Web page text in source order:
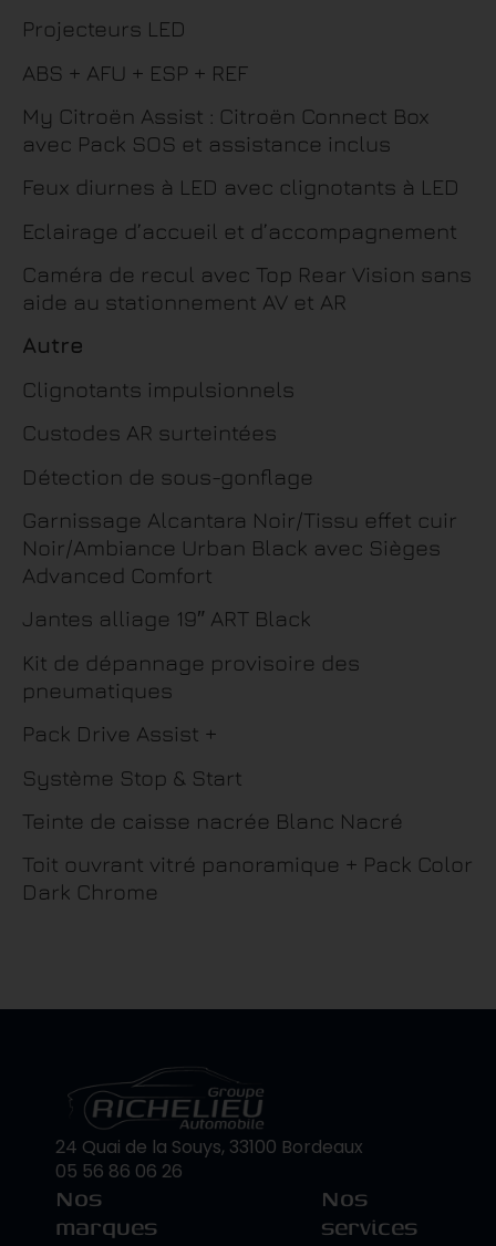
Projecteurs LED
ABS + AFU + ESP + REF
My Citroën Assist : Citroën Connect Box
avec Pack SOS et assistance inclus
Feux diurnes à LED avec clignotants à LED
Eclairage d’accueil et d’accompagnement
Caméra de recul avec Top Rear Vision sans
aide au stationnement AV et AR
Autre
Clignotants impulsionnels
Custodes AR surteintées
Détection de sous-gonflage
Garnissage Alcantara Noir/Tissu effet cuir
Noir/Ambiance Urban Black avec Sièges
Advanced Comfort
Jantes alliage 19″ ART Black
Kit de dépannage provisoire des
pneumatiques
Pack Drive Assist +
Système Stop & Start
Teinte de caisse nacrée Blanc Nacré
Toit ouvrant vitré panoramique + Pack Color
Dark Chrome
24 Quai de la Souys, 33100 Bordeaux
05 56 86 06 26
Nos
marques
Nos
services